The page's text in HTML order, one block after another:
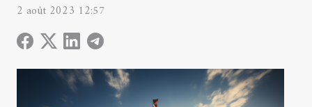
2 août 2023 12:57